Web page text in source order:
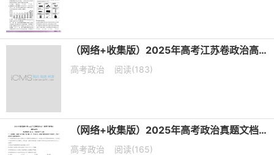
（网络+收集版）2025年高考江苏卷政治高考真题文档版（含答案）
高考政治 阅读(183)
（网络+收集版）2025年高考政治真题文档版（含答案）适用地区：陕西、山西、宁夏、青海
高考政治 阅读(165)